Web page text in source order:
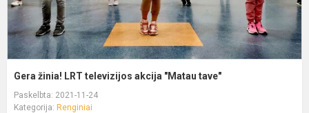
Gera žinia! LRT televizijos akcija "Matau tave"
Paskelbta: 2021-11-24
Kategorija: Renginiai